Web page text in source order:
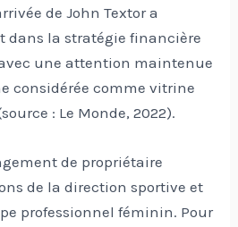
de John Textor a
dans la stratégie financière
une attention maintenue
considérée comme vitrine
: Le Monde, 2022).
de propriétaire
de la direction sportive et
professionnel féminin. Pour